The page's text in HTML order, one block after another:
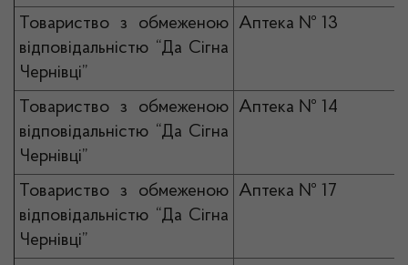
Товариство з обмеженою
відповідальністю “Да Сігна
Чернівці”
Аптека № 13
Товариство з обмеженою
відповідальністю “Да Сігна
Чернівці”
Аптека № 14
Товариство з обмеженою
відповідальністю “Да Сігна
Чернівці”
Аптека № 17